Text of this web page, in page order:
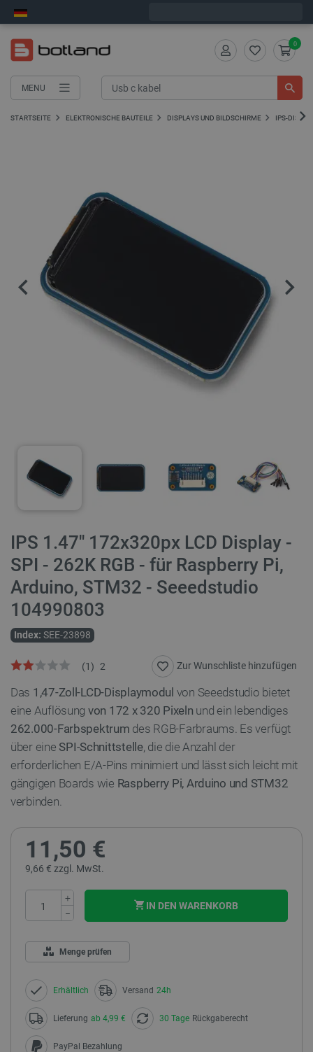
MENU
0
STARTSEITE ELEKTRONISCHE BAUTEILE DISPLAYS UND BILDSCHIRME IPS-
IPS 1.47'' 172x320px LCD Display -
SPI - 262K RGB - für Raspberry Pi,
Arduino, STM32 - Seeedstudio
104990803
Index: SEE-23898
2
(1) Zur Wunschliste hinzufügen
Das 1,47-Zoll-LCD-Displaymodul von Seeedstudio bietet
eine Auflösung von 172 x 320 Pixeln und ein lebendiges
262.000-Farbspektrum des RGB-Farbraums. Es verfügt
über eine SPI-Schnittstelle, die die Anzahl der
erforderlichen E/A-Pins minimiert und lässt sich leicht mit
gängigen Boards wie Raspberry Pi, Arduino und STM32
verbinden.
11,50 €
9,66 € zzgl. MwSt.
+
−
IN DEN WARENKORB
Menge prüfen
Erhältlich Versand 24h
Lieferung ab 4,99 € 30 Tage Rückgaberecht
PayPal Bezahlung